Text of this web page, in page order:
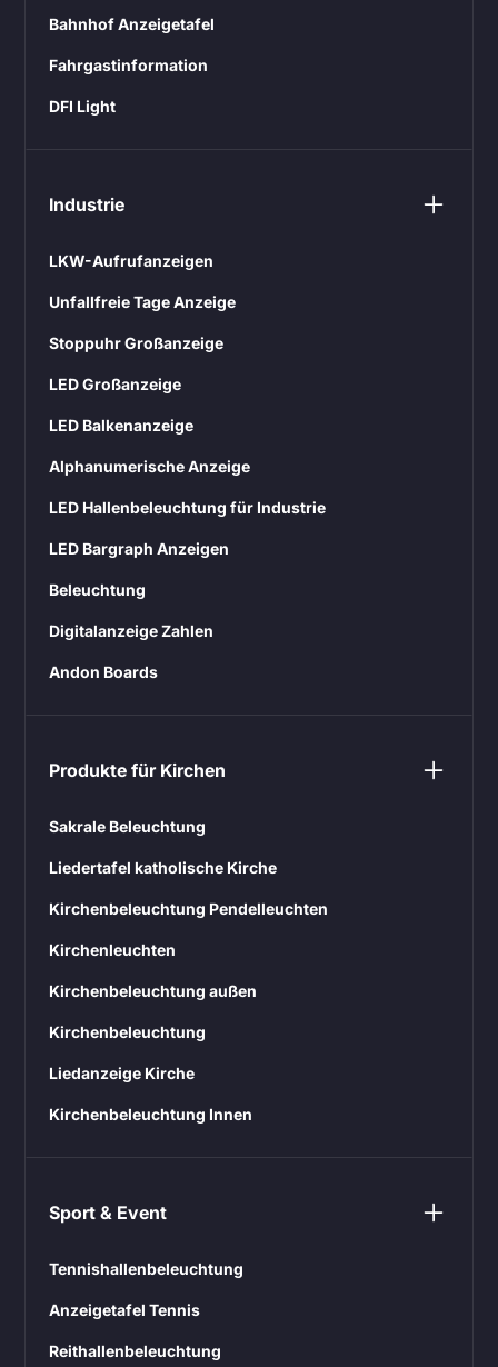
Bahnhof Anzeigetafel
Fahrgastinformation
DFI Light
Industrie
LKW-Aufrufanzeigen
Unfallfreie Tage Anzeige
Stoppuhr Großanzeige
LED Großanzeige
LED Balkenanzeige
Alphanumerische Anzeige
LED Hallenbeleuchtung für Industrie
LED Bargraph Anzeigen
Beleuchtung
Digitalanzeige Zahlen
Andon Boards
Produkte für Kirchen
Sakrale Beleuchtung
Liedertafel katholische Kirche
Kirchenbeleuchtung Pendelleuchten
Kirchenleuchten
Kirchenbeleuchtung außen
Kirchenbeleuchtung
Liedanzeige Kirche
Kirchenbeleuchtung Innen
Sport & Event
Tennishallenbeleuchtung
Anzeigetafel Tennis
Reithallenbeleuchtung